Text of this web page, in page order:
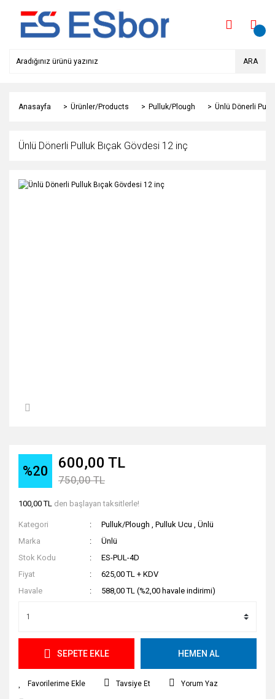
ARA
Anasayfa Ürünler/Products Pulluk/Plough Ünlü Dönerli
Ünlü Dönerli Pulluk Bıçak Gövdesi 12 inç
%20 600,00 TL
750,00 TL
100,00 TL den başlayan taksitlerle!
Kategori Pulluk/Plough ,Pulluk Ucu ,Ünlü
Marka
Ünlü
Stok Kodu
ES-PUL-4D
Fiyat
625,00 TL + KDV
Havale
588,00 TL (%2,00 havale indirimi)
SEPETE EKLE HEMEN AL
Tavsiye Et Yorum Yaz